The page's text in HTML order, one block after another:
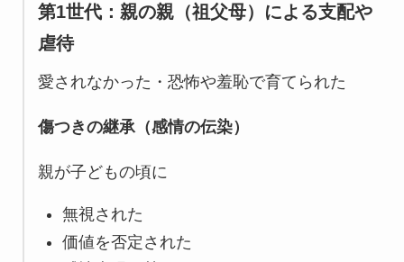
第1世代：親の親（祖父母）による支配や
虐待
愛されなかった・恐怖や羞恥で育てられた
傷つきの継承（感情の伝染）
親が子どもの頃に
無視された
価値を否定された